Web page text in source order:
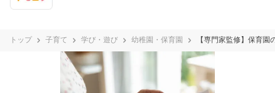
トップ 子育て 学び・遊び 幼稚園・保育園 【専門家監修】保育